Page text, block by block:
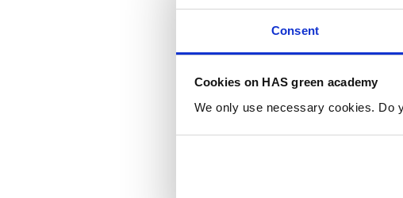
Consent
Cookies on HAS green academy
We only use necessary cookies. Do